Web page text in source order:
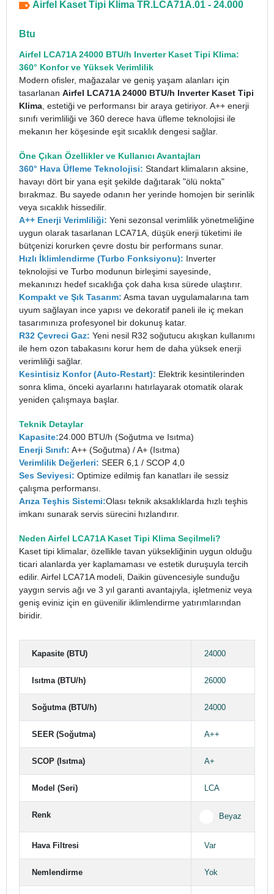
Airfel Kaset Tipi Klima TR.LCA71A.01 - 24.000
Btu
Airfel LCA71A 24000 BTU/h Inverter Kaset Tipi Klima:
360° Konfor ve Yüksek Verimlilik
Modern ofisler, mağazalar ve geniş yaşam alanları için
tasarlanan Airfel LCA71A 24000 BTU/h Inverter Kaset Tipi
Klima , estetiği ve performansı bir araya getiriyor. A++ enerji
sınıfı verimliliği ve 360 derece hava üfleme teknolojisi ile
mekanın her köşesinde eşit sıcaklık dengesi sağlar.
Öne Çıkan Özellikler ve Kullanıcı Avantajları
360° Hava Üfleme Teknolojisi: Standart klimaların aksine,
havayı dört bir yana eşit şekilde dağıtarak "ölü nokta"
bırakmaz. Bu sayede odanın her yerinde homojen bir serinlik
veya sıcaklık hissedilir.
A++ Enerji Verimliliği: Yeni sezonsal verimlilik yönetmeliğine
uygun olarak tasarlanan LCA71A, düşük enerji tüketimi ile
bütçenizi korurken çevre dostu bir performans sunar.
Hızlı İklimlendirme (Turbo Fonksiyonu): Inverter
teknolojisi ve Turbo modunun birleşimi sayesinde,
mekanınızı hedef sıcaklığa çok daha kısa sürede ulaştırır.
Kompakt ve Şık Tasarım: Asma tavan uygulamalarına tam
uyum sağlayan ince yapısı ve dekoratif paneli ile iç mekan
tasarımınıza profesyonel bir dokunuş katar.
R32 Çevreci Gaz: Yeni nesil R32 soğutucu akışkan kullanımı
ile hem ozon tabakasını korur hem de daha yüksek enerji
verimliliği sağlar.
Kesintisiz Konfor (Auto-Restart): Elektrik kesintilerinden
sonra klima, önceki ayarlarını hatırlayarak otomatik olarak
yeniden çalışmaya başlar.
Teknik Detaylar
Kapasite:24.000 BTU/h (Soğutma ve Isıtma)
Enerji Sınıfı: A++ (Soğutma) / A+ (Isıtma)
Verimlilik Değerleri: SEER 6,1 / SCOP 4,0
Ses Seviyesi: Optimize edilmiş fan kanatları ile sessiz
çalışma performansı.
Arıza Teşhis Sistemi:Olası teknik aksaklıklarda hızlı teşhis
imkanı sunarak servis sürecini hızlandırır.
Neden Airfel LCA71A Kaset Tipi Klima Seçilmeli?
Kaset tipi klimalar, özellikle tavan yüksekliğinin uygun olduğu
ticari alanlarda yer kaplamaması ve estetik duruşuyla tercih
edilir. Airfel LCA71A modeli, Daikin güvencesiyle sunduğu
yaygın servis ağı ve 3 yıl garanti avantajıyla, işletmeniz veya
geniş eviniz için en güvenilir iklimlendirme yatırımlarından
biridir.
Kapasite (BTU) 24000
Isıtma (BTU/h) 26000
Soğutma (BTU/h) 24000
SEER (Soğutma) A++
SCOP (Isıtma) A+
Model (Seri) LCA
Renk Beyaz
Hava Filtresi Var
Nemlendirme Yok